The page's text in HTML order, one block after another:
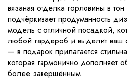
вязаная отделка горловины в
подчёркивает продуманность
модель с отличной посадкой,
любой гардероб и выделит ваш
— в подарок прилагается
которая гармонично дополняет
более завершённым.